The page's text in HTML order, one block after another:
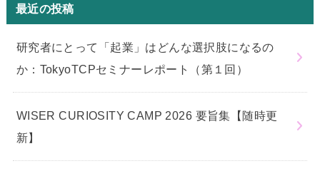
最近の投稿
研究者にとって「起業」はどんな選択肢になるの
か：TokyoTCPセミナーレポート（第１回）
WISER CURIOSITY CAMP 2026 要旨集【随時更
新】